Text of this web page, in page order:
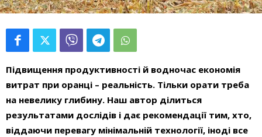
Підвищення продуктивності й водночас економія
витрат при оранці – реальність. Тільки орати треба
на невелику глибину. Наш автор ділиться
результатами дослідів і дає рекомендації тим, хто,
віддаючи перевагу мінімальній технології, іноді все